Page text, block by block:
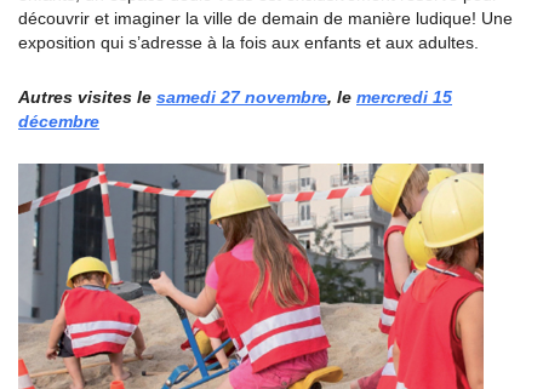
découvrir et imaginer la ville de demain de manière ludique! Une
exposition qui s’adresse à la fois aux enfants et aux adultes.
Autres visites le samedi 27 novembre, le mercredi 15
décembre